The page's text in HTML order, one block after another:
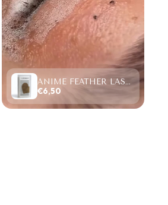
ANIME FEATHER LASHES PREMADE FANS (12 FILAS).
€6,50